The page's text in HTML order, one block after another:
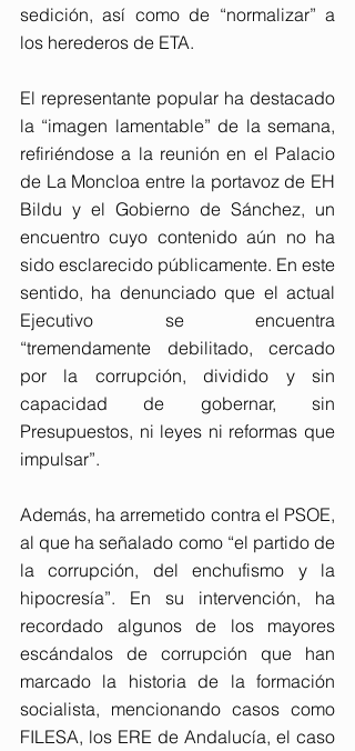
sedición, así como de “normalizar” a
los herederos de ETA.
El representante popular ha destacado
la “imagen lamentable” de la semana,
refiriéndose a la reunión en el Palacio
de La Moncloa entre la portavoz de EH
Bildu y el Gobierno de Sánchez, un
encuentro cuyo contenido aún no ha
sido esclarecido públicamente. En este
sentido, ha denunciado que el actual
Ejecutivo se encuentra
“tremendamente debilitado, cercado
por la corrupción, dividido y sin
capacidad de gobernar, sin
Presupuestos, ni leyes ni reformas que
impulsar”.
Además, ha arremetido contra el PSOE,
al que ha señalado como “el partido de
la corrupción, del enchufismo y la
hipocresía”. En su intervención, ha
recordado algunos de los mayores
escándalos de corrupción que han
marcado la historia de la formación
socialista, mencionando casos como
FILESA, los ERE de Andalucía, el caso